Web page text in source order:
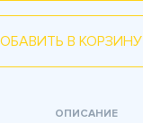
В КОРЗИНУ
ОПИСАНИЕ